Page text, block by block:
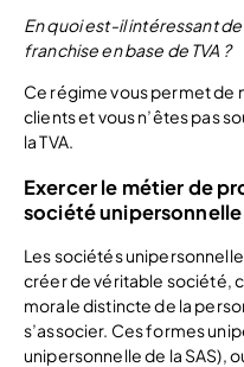
En quoi est-il intéressant
franchise en base de TVA ?
Ce régime vous permet de
clients et vous n’êtes pas
la TVA.
Exercer le métier de
société unipersonnelle
Les sociétés
créer de véritable société,
morale distincte de la
s’associer. Ces formes
unipersonnelle de la SAS),